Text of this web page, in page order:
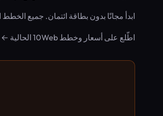
ابدأ مجانًا بدون بطاقة ائتمان. جميع الخطط
اطّلع على أسعار وخطط 10Web الحالية ←